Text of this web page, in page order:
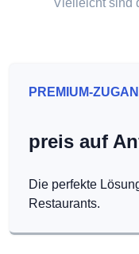
Vielleicht sind
PREMIUM-
preis auf
Die perfekte
Restaurants.